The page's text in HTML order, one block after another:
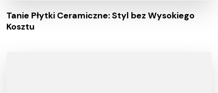
Tanie Płytki Ceramiczne: Styl bez Wysokiego
Kosztu